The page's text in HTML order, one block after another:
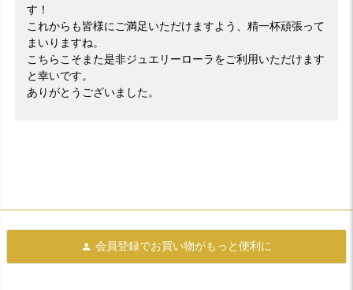
す！
これからも皆様にご満足いただけますよう、精一杯頑張って
まいりますね。
こちらこそまた是非ジュエリーローラをご利用いただけます
と幸いです。
ありがとうございました。
会員登録でお買い物がもっと便利に